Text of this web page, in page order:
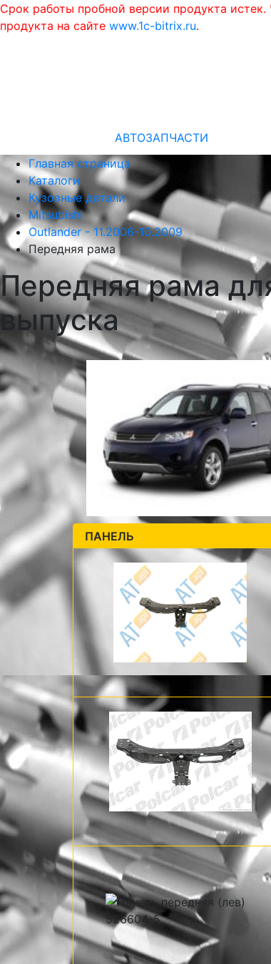
Срок работы пробной версии продукта
продукта на сайте www.1c-bitrix.ru.
АВТОЗАПЧАСТИ
Главная страница
Каталоги
Кузовные детали
Mitsubishi
Outlander - 11.2006-10.2009
Передняя рама
Передняя рама
выпуска
ПАНЕЛЬ